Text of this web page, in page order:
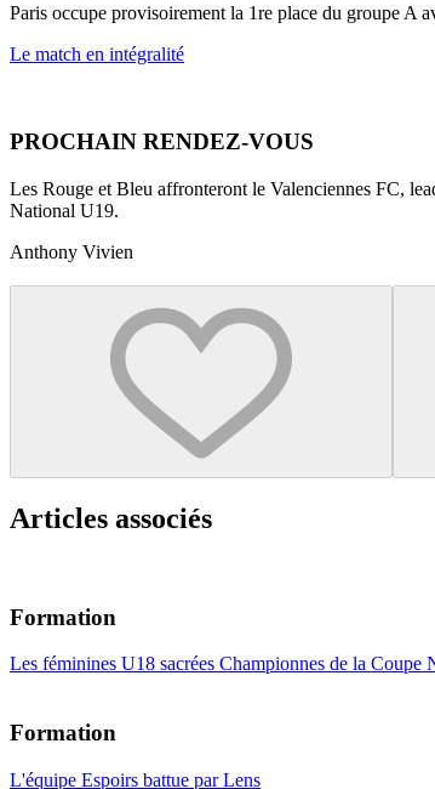
Paris occupe provisoirement la 1re place du groupe A
Le match en intégralité
PROCHAIN RENDEZ-VOUS
Les Rouge et Bleu affronteront le Valenciennes FC,
National U19.
Anthony Vivien
Articles associés
Formation
Les féminines U18 sacrées Championnes de la Coupe
Formation
L'équipe Espoirs battue par Lens